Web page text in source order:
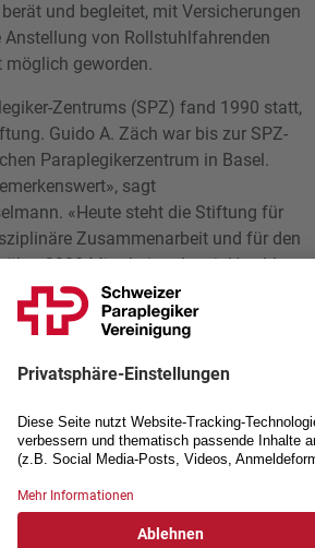
und begleitet, mit Versicherungen
von Rollstuhlfahrenden
möglich geworden.
Zentrums (SPZ) fand 1990 statt,
Guido A. Zäch war bis zur SPZ-
Paraplegikerzentrum in Basel.
sagt
«Heute steht die Stiftung für
Zusammenarbeit und für den
2000 Mitarbeitende mit Herzblut
Querschnittgelähmten ein.» Das
sich somit auch am täglichen